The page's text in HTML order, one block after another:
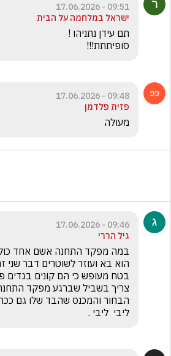
09:51 - 17.06.2026
ישראל במלחמה על הבית
סופיתתת!!!
09:48 - 17.06.2026
פזית פלדמן
מעולה
09:46 - 17.06.2026
גיל הררי
ליבי  ליבי .